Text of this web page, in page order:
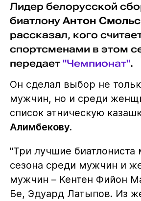
Лидер белорусской
биатлону Антон
рассказал, кого
спортсменами в этом
передает "Чемпионат".
Он сделал выбор не
мужчин, но и среди
список этническую
Алимбекову.
"Три лучшие биатлониста
сезона среди мужчин и
мужчин – Кентен Фийон
Бе, Эдуард Латыпов. Из